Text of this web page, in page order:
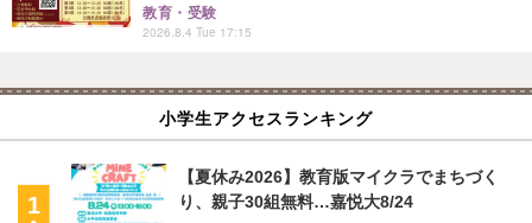
教育・受験
2026.8.4 Tue 17:15
小学生アクセスランキング
【夏休み2026】教育版マイクラでまちづく
り、親子30組無料…嘉悦大8/24